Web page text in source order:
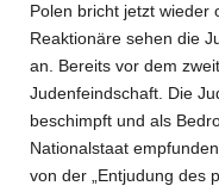
Polen bricht jetzt wieder
Reaktionäre sehen die
an. Bereits vor dem
Judenfeindschaft. Die
beschimpft und als
Nationalstaat
von der „Entjudung des